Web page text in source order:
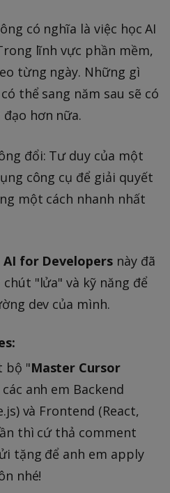
có nghĩa là việc học AI
lĩnh vực phần mềm,
từng ngày. Những gì
thể sang năm sau sẽ có
hơn nữa.
đổi: Tư duy của một
công cụ để giải quyết
một cách nhanh nhất
AI for Developersnày đã
"lửa" và kỹ năng để
dev của mình.
bộ "Master Cursor
anh em Backend
và Frontend (React,
thì cứ thả comment
tặng để anh em apply
nhé!